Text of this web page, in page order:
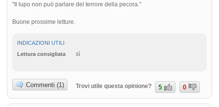
"Il lupo non può parlare del terrore della pecora."
Buone prossime letture.
INDICAZIONI UTILI
Lettura consigliata
sì
Commenti (1) Trovi utile questa opinione? 5 0